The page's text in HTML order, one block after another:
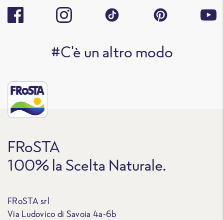
#C'è un altro modo
FRoSTA
100% la Scelta Naturale.
FRoSTA srl
Via Ludovico di Savoia 4a-6b